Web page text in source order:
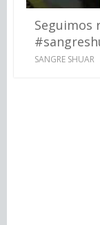
Seguimos
SANGRE SHUAR